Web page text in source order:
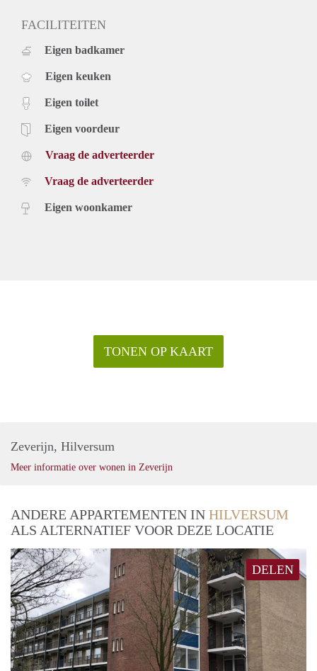
FACILITEITEN
Eigen badkamer
Eigen keuken
Eigen toilet
Eigen voordeur
Vraag de adverteerder
Vraag de adverteerder
Eigen woonkamer
TONEN OP KAART
Zeverijn, Hilversum
Meer informatie over wonen in Zeverijn
ANDERE APPARTEMENTEN IN HILVERSUM
ALS ALTERNATIEF VOOR DEZE LOCATIE
DELEN